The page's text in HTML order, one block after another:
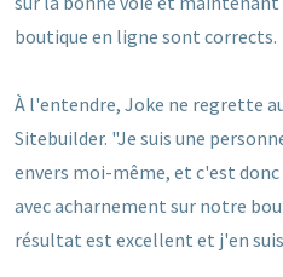
boutique en ligne sont corrects.
À l'entendre, Joke ne regrette
Sitebuilder. "Je suis une
envers moi-même, et c'est
avec acharnement sur notre
résultat est excellent et j'en